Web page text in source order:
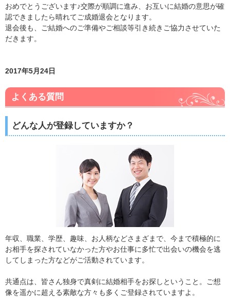
おめでとうございます♪交際が順調に進み、お互いに結婚の意思が確
認できましたら晴れてご成婚退会となります。
退会後も、ご結婚へのご準備やご相談等引き続きご協力させていた
だきます。
2017年5月24日
よくある質問
どんな人が登録していますか？
年収、職業、学歴、趣味、お人柄などさまざまで、今まで積極的に
お相手を探されていなかった方やお仕事に多忙で出会いの機会を逃
してしまった方などがご活動されています。
共通点は、皆さん独身で真剣に結婚相手をお探しということ。ご想
像を遥かに超える素敵な方々も多くご登録されていますよ。